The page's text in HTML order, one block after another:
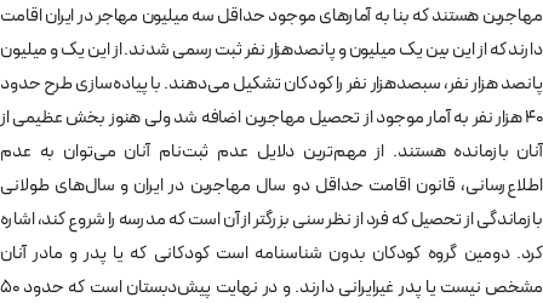
مهاجرین هستند که بنا به آمارهای موجود حداقل سه میلیون مهاجر در ایران اقامت
دارند که از این بین یک میلیون و پانصدهزار نفر ثبت رسمی شدند. از این یک و میلیون
پانصد هزار نفر، سبصدهزار نفر را کودکان تشکیل می‌­دهند. با پیاده‌­سازی طرح حدود
40 هزار نفر به آمار موجود از تحصیل مهاجرین اضافه شد ولی هنوز بخش عظیمی از
آنان بازمانده هستند. از مهم‌­ترین دلایل عدم ثبت‌­نام آنان می‌­توان به عدم
اطلاع‌رسانی، قانون اقامت حداقل دو سال مهاجرین در ایران و سال‌­های طولانی
بازماندگی از تحصیل که فرد از نظر سنی بزرگتر از آن است که مدرسه را شروع کند، اشاره
کرد. دومین گروه کودکان بدون شناسنامه است کودکانی که یا پدر و مادر آنان
مشخص نیست یا پدر غیرایرانی دارند. و در نهایت پیش‌دبستان است که حدود 50